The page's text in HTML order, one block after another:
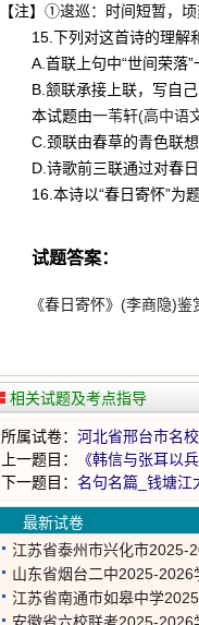
【注】①逡巡：时间短暂，
15.下列对这首诗的理解
A.首联上句中“世间荣落
B.颔联承接上联，写自
本试题由一苇轩(高中语
C.颈联由春草的青色联
D.诗歌前三联通过对春
16.本诗以“春日寄怀”为
试题答案：
《春日寄怀》(李商隐)
相关试题及考点指导
所属试卷： 河北省邢台市名
上一题目：
《韩信与张耳以
下一题目： 名句名篇_钱塘江
最新试卷
江苏省泰州市兴化市2025-
一次调研语文试题
山东省烟台二中2025-
测语文试题
江苏省南通市如皋中学